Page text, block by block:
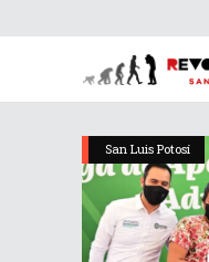
San Luis Potosí